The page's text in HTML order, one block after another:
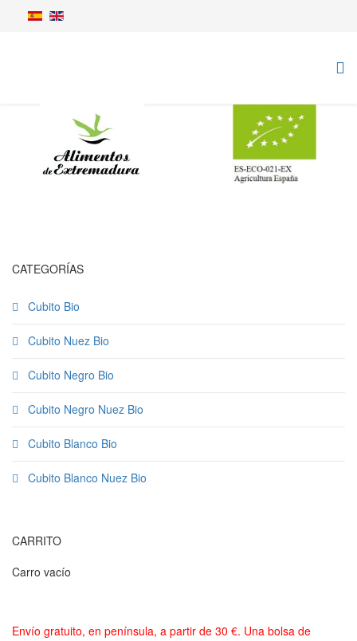
CATEGORÍAS
Cubito Bio
Cubito Nuez Bio
Cubito Negro Bio
Cubito Negro Nuez Bio
Cubito Blanco Bio
Cubito Blanco Nuez Bio
CARRITO
Carro vacío
Envío gratuito, en península, a partir de 30 €. Una bolsa de